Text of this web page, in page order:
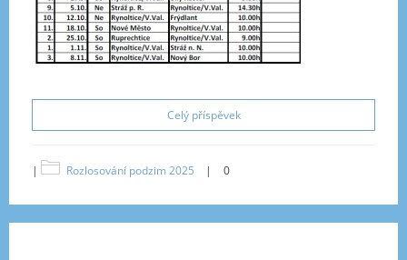
Celý příspěvek
| Rozlosování podzim 2025 | 0